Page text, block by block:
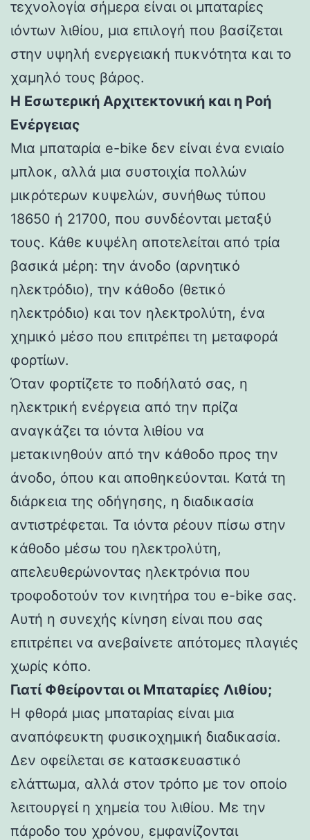
τεχνολογία σήμερα είναι οι μπαταρίες
ιόντων λιθίου, μια επιλογή που βασίζεται
στην υψηλή ενεργειακή πυκνότητα και το
χαμηλό τους βάρος.
Η Εσωτερική Αρχιτεκτονική και η Ροή
Ενέργειας
Μια μπαταρία e-bike δεν είναι ένα ενιαίο
μπλοκ, αλλά μια συστοιχία πολλών
μικρότερων κυψελών, συνήθως τύπου
18650 ή 21700, που συνδέονται μεταξύ
τους. Κάθε κυψέλη αποτελείται από τρία
βασικά μέρη: την άνοδο (αρνητικό
ηλεκτρόδιο), την κάθοδο (θετικό
ηλεκτρόδιο) και τον ηλεκτρολύτη, ένα
χημικό μέσο που επιτρέπει τη μεταφορά
φορτίων.
Όταν φορτίζετε το ποδήλατό σας, η
ηλεκτρική ενέργεια από την πρίζα
αναγκάζει τα ιόντα λιθίου να
μετακινηθούν από την κάθοδο προς την
άνοδο, όπου και αποθηκεύονται. Κατά τη
διάρκεια της οδήγησης, η διαδικασία
αντιστρέφεται. Τα ιόντα ρέουν πίσω στην
κάθοδο μέσω του ηλεκτρολύτη,
απελευθερώνοντας ηλεκτρόνια που
τροφοδοτούν τον κινητήρα του e-bike σας.
Αυτή η συνεχής κίνηση είναι που σας
επιτρέπει να ανεβαίνετε απότομες πλαγιές
χωρίς κόπο.
Γιατί Φθείρονται οι Μπαταρίες Λιθίου;
Η φθορά μιας μπαταρίας είναι μια
αναπόφευκτη φυσικοχημική διαδικασία.
Δεν οφείλεται σε κατασκευαστικό
ελάττωμα, αλλά στον τρόπο με τον οποίο
λειτουργεί η χημεία του λιθίου. Με την
πάροδο του χρόνου, εμφανίζονται